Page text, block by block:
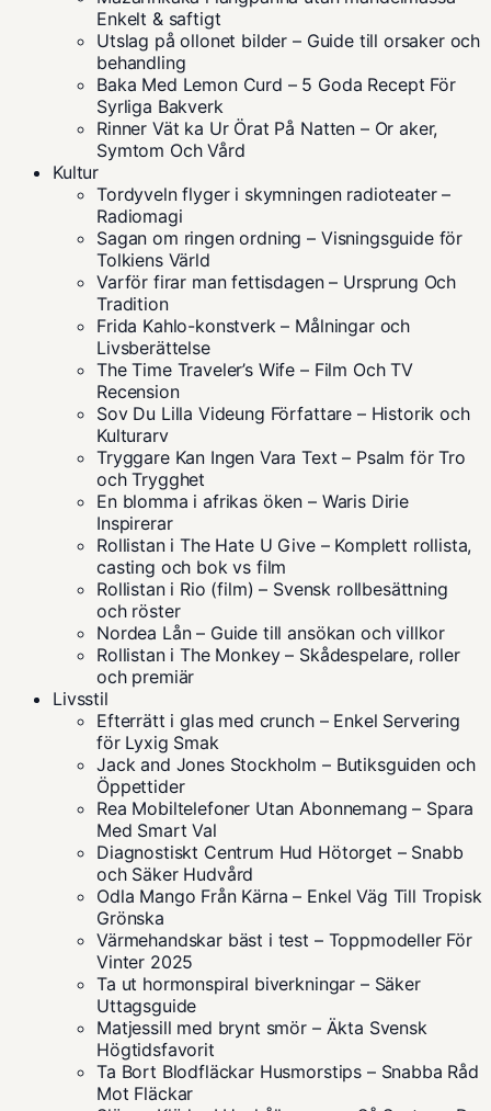
Enkelt & saftigt
Utslag på ollonet bilder – Guide till orsaker och
behandling
Baka Med Lemon Curd – 5 Goda Recept För
Syrliga Bakverk
Rinner Vät ka Ur Örat På Natten – Or aker,
Symtom Och Vård
Kultur
Tordyveln flyger i skymningen radioteater –
Radiomagi
Sagan om ringen ordning – Visningsguide för
Tolkiens Värld
Varför firar man fettisdagen – Ursprung Och
Tradition
Frida Kahlo-konstverk – Målningar och
Livsberättelse
The Time Traveler’s Wife – Film Och TV
Recension
Sov Du Lilla Videung Författare – Historik och
Kulturarv
Tryggare Kan Ingen Vara Text – Psalm för Tro
och Trygghet
En blomma i afrikas öken – Waris Dirie
Inspirerar
Rollistan i The Hate U Give – Komplett rollista,
casting och bok vs film
Rollistan i Rio (film) – Svensk rollbesättning
och röster
Nordea Lån – Guide till ansökan och villkor
Rollistan i The Monkey – Skådespelare, roller
och premiär
Livsstil
Efterrätt i glas med crunch – Enkel Servering
för Lyxig Smak
Jack and Jones Stockholm – Butiksguiden och
Öppettider
Rea Mobiltelefoner Utan Abonnemang – Spara
Med Smart Val
Diagnostiskt Centrum Hud Hötorget – Snabb
och Säker Hudvård
Odla Mango Från Kärna – Enkel Väg Till Tropisk
Grönska
Värmehandskar bäst i test – Toppmodeller För
Vinter 2025
Ta ut hormonspiral biverkningar – Säker
Uttagsguide
Matjessill med brynt smör – Äkta Svensk
Högtidsfavorit
Ta Bort Blodfläckar Husmorstips – Snabba Råd
Mot Fläckar